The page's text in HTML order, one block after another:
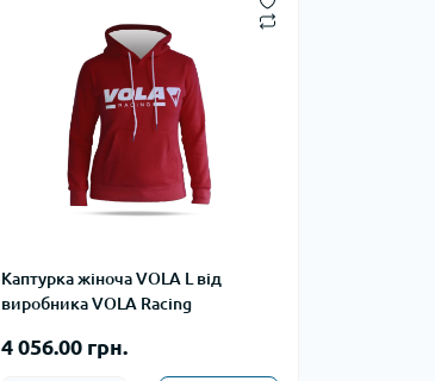
Каптурка жіноча VOLA L від
виробника VOLA Racing
4 056.00 грн.